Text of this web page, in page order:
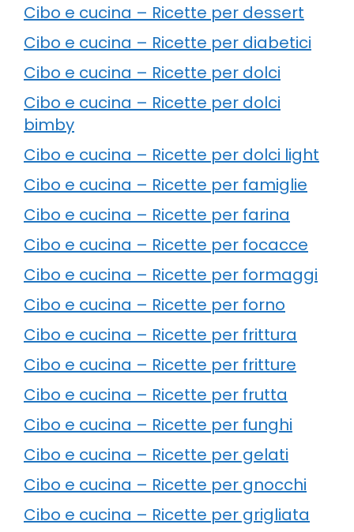
Cibo e cucina – Ricette per dessert
Cibo e cucina – Ricette per diabetici
Cibo e cucina – Ricette per dolci
Cibo e cucina – Ricette per dolci
bimby
Cibo e cucina – Ricette per dolci light
Cibo e cucina – Ricette per famiglie
Cibo e cucina – Ricette per farina
Cibo e cucina – Ricette per focacce
Cibo e cucina – Ricette per formaggi
Cibo e cucina – Ricette per forno
Cibo e cucina – Ricette per frittura
Cibo e cucina – Ricette per fritture
Cibo e cucina – Ricette per frutta
Cibo e cucina – Ricette per funghi
Cibo e cucina – Ricette per gelati
Cibo e cucina – Ricette per gnocchi
Cibo e cucina – Ricette per grigliata